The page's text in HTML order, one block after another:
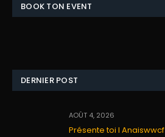
BOOK TON EVENT
DERNIER POST
AOÛT 4, 2026
Présente toi I Anaiswwcf